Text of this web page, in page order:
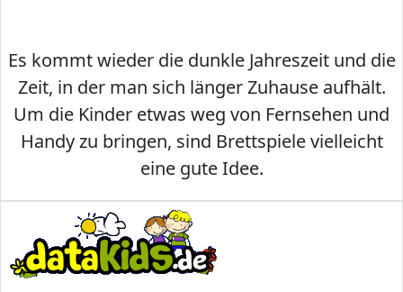
Es kommt wieder die dunkle Jahreszeit und die
Zeit, in der man sich länger Zuhause aufhält.
Um die Kinder etwas weg von Fernsehen und
Handy zu bringen, sind Brettspiele vielleicht
eine gute Idee.